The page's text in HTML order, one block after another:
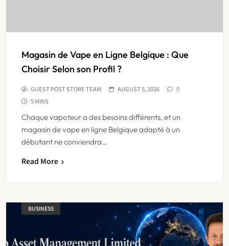
Magasin de Vape en Ligne Belgique : Que
Choisir Selon son Profil ?
GUEST POST STORE TEAM AUGUST 5, 2026
0
5 MINS
Chaque vapoteur a des besoins différents, et un
magasin de vape en ligne Belgique adapté à un
débutant ne conviendra…
Read More
BUSINESS